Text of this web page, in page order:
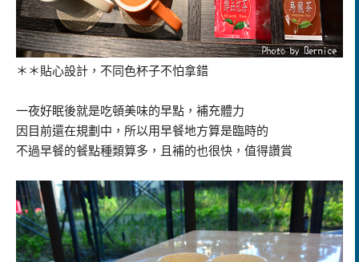
＊＊貼心設計，不同色杯子不怕拿錯
一夜好眠後就是吃頓美味的早點，補充體力
因目前還在規劃中，所以用早餐地方算是臨時的
不過早餐的餐點種類算多，且補的也很快，值得讚賞